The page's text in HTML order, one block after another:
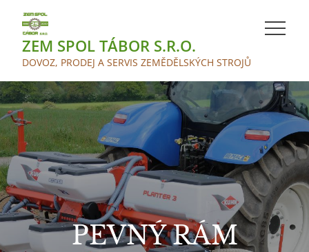
contentZEM SPOL TÁBOR S.R.O.
DOVOZ, PRODEJ A SERVIS ZEMĚDĚLSKÝCH STROJŮ
PEVNÝ RÁM